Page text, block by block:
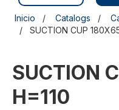
Inicio Catalogs
SUCTION CUP
SUCTION
H=110